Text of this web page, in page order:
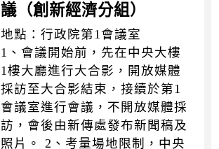
議（創新經濟分組）
地點：行政院第1會議室
1、會議開始前，先在中央大樓
1樓大廳進行大合影，開放媒體
採訪至大合影結束，接續於第1
會議室進行會議，不開放媒體採
訪，會後由新傳處發布新聞稿及
照片。 2、考量場地限制，中央